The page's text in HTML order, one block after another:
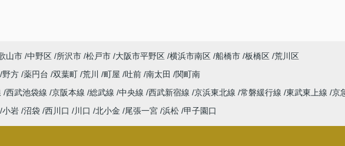
山市 中野区 所沢市 松戸市 大阪市平野区 横浜市南区 船橋市 板橋区 荒川区
野方 薬円台 双葉町 荒川 町屋 吐前 南太田
関町南
西武池袋線 京阪本線 総武線 中央線 西武新宿線 京浜東北線 常磐緩行線 東武東上線 京
小岩 沼袋 西川口 川口 北小金 尾張一宮 浜松 甲子園口